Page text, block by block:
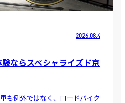
2026.08.4
ならスペシャライズド京
も例外ではなく、ロードバイク